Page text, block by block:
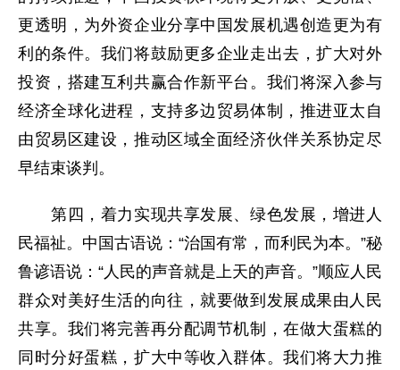
更透明，为外资企业分享中国发展机遇创造更为有
利的条件。我们将鼓励更多企业走出去，扩大对外
投资，搭建互利共赢合作新平台。我们将深入参与
经济全球化进程，支持多边贸易体制，推进亚太自
由贸易区建设，推动区域全面经济伙伴关系协定尽
早结束谈判。
第四，着力实现共享发展、绿色发展，增进人
民福祉。中国古语说：“治国有常，而利民为本。”秘
鲁谚语说：“人民的声音就是上天的声音。”顺应人民
群众对美好生活的向往，就要做到发展成果由人民
共享。我们将完善再分配调节机制，在做大蛋糕的
同时分好蛋糕，扩大中等收入群体。我们将大力推